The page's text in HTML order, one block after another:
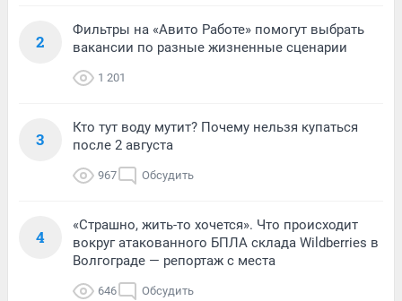
2
Фильтры на «Авито Работе» помогут выбрать
вакансии по разные жизненные сценарии
1 201
3
Кто тут воду мутит? Почему нельзя купаться
после 2 августа
967 Обсудить
4
«Страшно, жить-то хочется». Что происходит
вокруг атакованного БПЛА склада Wildberries в
Волгограде — репортаж с места
646 Обсудить